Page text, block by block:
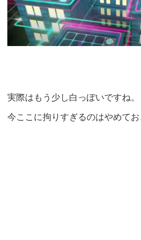
実際はもう少し白っぽいですね。
今ここに拘りすぎるのはやめてお